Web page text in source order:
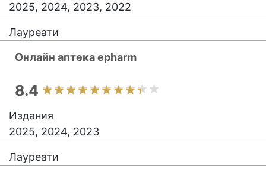
2025, 2024, 2023, 2022
Лауреати
Онлайн аптека epharm
8.4
Издания
2025, 2024, 2023
Лауреати